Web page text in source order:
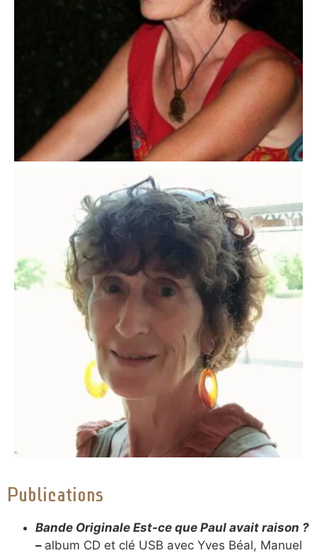
Publications
Bande Originale Est-ce que Paul avait raison ?
– album CD et clé USB avec Yves Béal, Manuel